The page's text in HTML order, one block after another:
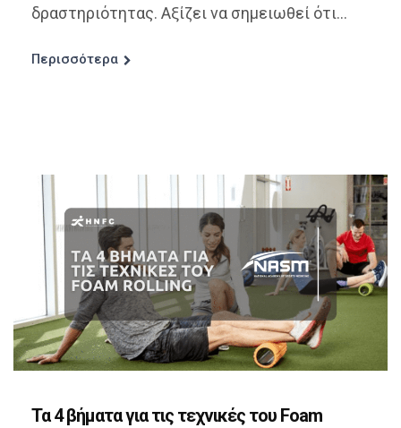
δραστηριότητας. Αξίζει να σημειωθεί ότι...
Περισσότερα
Τα 4 βήματα για τις τεχνικές του Foam